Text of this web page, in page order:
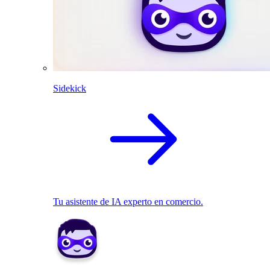
Sidekick
Tu asistente de IA experto en comercio.